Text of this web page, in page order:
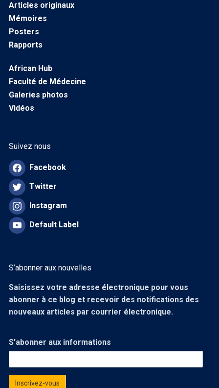
Articles originaux
Mémoires
Posters
Rapports
African Hub
Faculté de Médecine
Galeries photos
Vidéos
Suivez nous
Facebook
Twitter
Instagram
Default Label
S’abonner aux nouvelles
Saisissez votre adresse électronique pour vous
abonner à ce blog et recevoir des notifications des
nouveaux articles par courrier électronique.
S'abonner aux informations